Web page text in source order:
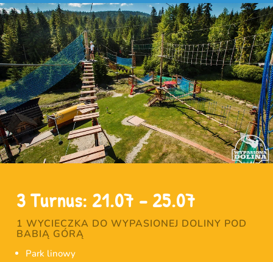
3 Turnus: 21.07 – 25.07
1 WYCIECZKA DO WYPASIONEJ DOLINY POD
BABIĄ GÓRĄ
Park linowy